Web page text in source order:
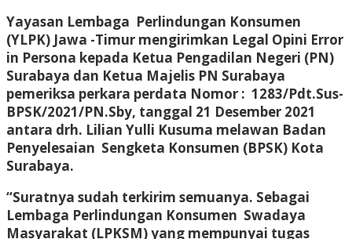
Yayasan Lembaga Perlindungan Konsumen
(YLPK) Jawa -Timur mengirimkan Legal Opini Error
in Persona kepada Ketua Pengadilan Negeri (PN)
Surabaya dan Ketua Majelis PN Surabaya
pemeriksa perkara perdata Nomor : 1283/Pdt.Sus-
BPSK/2021/PN.Sby, tanggal 21 Desember 2021
antara drh. Lilian Yulli Kusuma melawan Badan
Penyelesaian Sengketa Konsumen (BPSK) Kota
Surabaya.
“Suratnya sudah terkirim semuanya. Sebagai
Lembaga Perlindungan Konsumen Swadaya
Masyarakat (LPKSM) yang mempunyai tugas